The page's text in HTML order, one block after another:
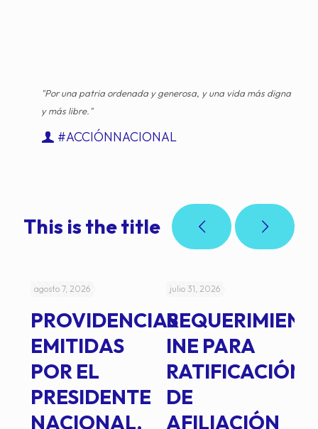
"Por una patria ordenada y generosa, y una vida más digna
y más libre."
#ACCIÓNNACIONAL
This is the title
agosto 7, 2026
PROVIDENCIAS
EMITIDAS
POR EL
PRESIDENTE
NACIONAL,
julio 31, 2026
INE PARA
RATIFICACIÓN
DE
AFILIACIÓN